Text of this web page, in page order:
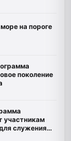
на пороге
поколение
участникам
служения